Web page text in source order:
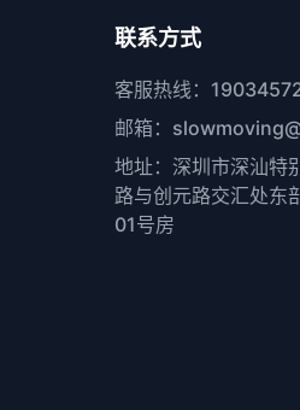
联系方式
客服热线：
邮箱：
地址：深圳市深汕特
路与创元路交汇处东
01号房